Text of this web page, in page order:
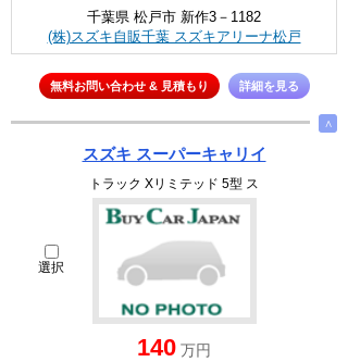
千葉県 松戸市 新作3－1182
(株)スズキ自販千葉 スズキアリーナ松戸
無料お問い合わせ & 見積もり 詳細を見る
∧
スズキ スーパーキャリイ
トラック Xリミテッド 5型 ス
選択
140 万円